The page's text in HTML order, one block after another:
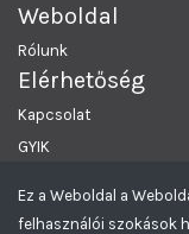
Weboldal
Rólunk
Elérhetőség
Kapcsolat
GYIK
MRKL
Ez a Weboldal a
felhasználói szokások